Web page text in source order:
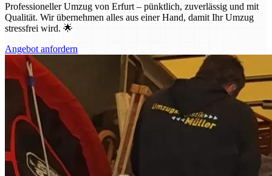
Professioneller Umzug von Erfurt – pünktlich, zuverlässig und mit
Qualität. Wir übernehmen alles aus einer Hand, damit Ihr Umzug
stressfrei wird. 🌟
Angebot anfordern